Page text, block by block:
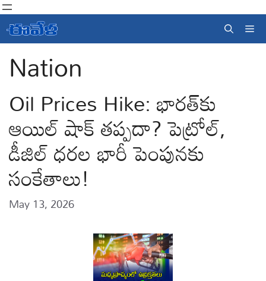
Skip
to
content
Nation
Oil Prices Hike: భారత్‌కు
ఆయిల్ షాక్ తప్పదా? పెట్రోల్,
డీజిల్ ధరల భారీ పెంపునకు
సంకేతాలు!
May 13, 2026